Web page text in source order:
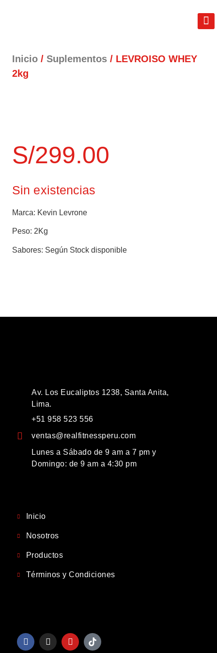
Inicio / Suplementos / LEVROISO WHEY
2kg
S/299.00
Sin existencias
Marca: Kevin Levrone
Peso: 2Kg
Sabores: Según Stock disponible
Av. Los Eucaliptos 1238, Santa Anita,
Lima.
+51 958 523 556
ventas@realfitnessperu.com
Lunes a Sábado de 9 am a 7 pm y
Domingo: de 9 am a 4:30 pm
Inicio
Nosotros
Productos
Términos y Condiciones